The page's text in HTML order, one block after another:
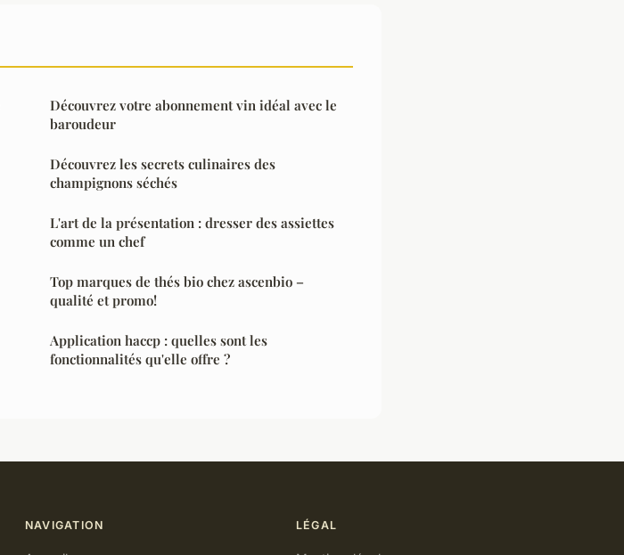
Découvrez votre abonnement vin idéal avec le
baroudeur
Découvrez les secrets culinaires des
champignons séchés
L'art de la présentation : dresser des assiettes
comme un chef
Top marques de thés bio chez ascenbio –
qualité et promo!
Application haccp : quelles sont les
fonctionnalités qu'elle offre ?
NAVIGATION LÉGAL